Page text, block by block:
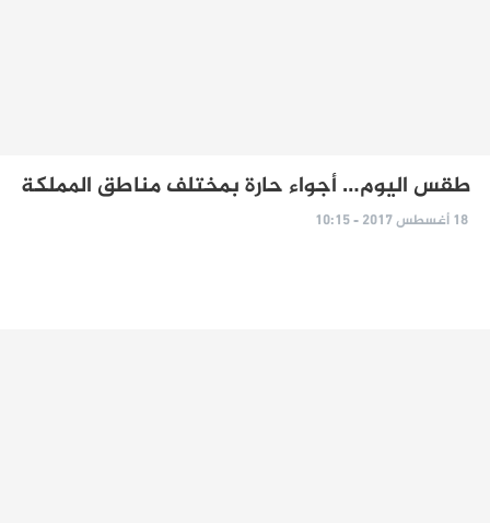
طقس اليوم… أجواء حارة بمختلف مناطق المملكة
18 أغسطس 2017 - 10:15